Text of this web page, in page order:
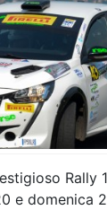
Rally
e domenica